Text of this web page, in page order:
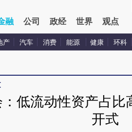
融 公司 政经 世界 观点
产 汽车 消费 能源 健康 环科
低流动性资产占比
开式